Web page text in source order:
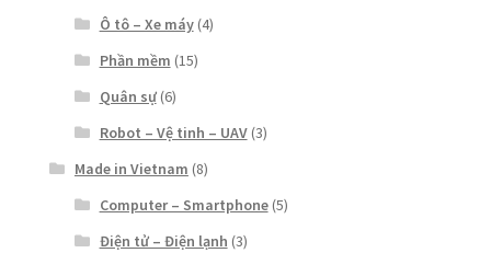
Ô tô – Xe máy(4)
Phần mềm (15)
Quân sự(6)
Robot – Vệ tinh – UAV(3)
Made in Vietnam (8)
Computer – Smartphone(5)
Điện tử – Điện lạnh (3)